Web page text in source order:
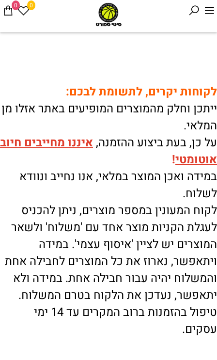
0 0
לקוחות יקרים, לתשומת לבכם:
ייתכן וחלק מהמוצרים המופיעים באתר אזלו מן
המלאי.
על כן, בעת ביצוע ההזמנה, איננו מחייבים חיוב
אוטומטי!
במידה ואכן המוצר במלאי, אנו נחייב ונוודא
לשלוח.
לקוח המעונין במספר מוצרים, ניתן להכניס
לעגלת הקניות מוצר אחד עם 'משלוח' ולשאר
המוצרים יש לציין 'איסוף עצמי'. במידה
ויתאפשר, נארוז את כל המוצרים לחבילה אחת
והמשלוח יהיה עבור חבילה אחת. במידה ולא
יתאפשר, נעדכן את הלקוח בטרם המשלוח.
טיפול בהזמנות ברוב המקרים עד 14 ימי
עסקים.